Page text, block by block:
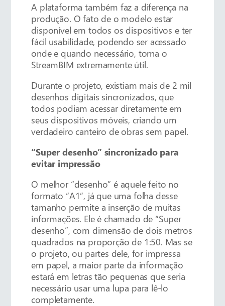
A plataforma também faz a diferença na
produção. O fato de o modelo estar
disponível em todos os dispositivos e ter
fácil usabilidade, podendo ser acessado
onde e quando necessário, torna o
StreamBIM extremamente útil.
Durante o projeto, existiam mais de 2 mil
desenhos digitais sincronizados, que
todos podiam acessar diretamente em
seus dispositivos móveis, criando um
verdadeiro canteiro de obras sem papel.
“Super desenho” sincronizado para
evitar impressão
O melhor “desenho” é aquele feito no
formato “A1”, já que uma folha desse
tamanho permite a inserção de muitas
informações. Ele é chamado de “Super
desenho”, com dimensão de dois metros
quadrados na proporção de 1:50. Mas se
o projeto, ou partes dele, for impressa
em papel, a maior parte da informação
estará em letras tão pequenas que seria
necessário usar uma lupa para lê-lo
completamente.